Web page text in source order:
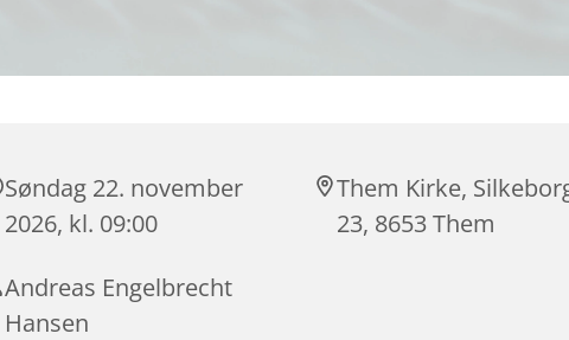
Søndag 22. november
2026, kl. 09:00
Them Kirke,
23, 8653 Them
Andreas Engelbrecht
Hansen